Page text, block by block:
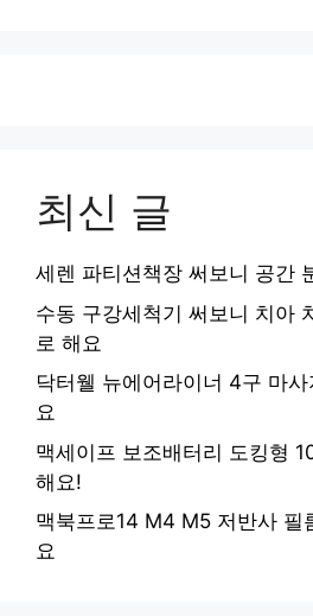
최신 글
세렌 파티션책장 써보니 공간
수동 구강세척기 써보니 치아
로 해요
닥터웰 뉴에어라이너 4구 마
요
맥세이프 보조배터리 도킹형
해요!
맥북프로14 M4 M5 저반사 필
요